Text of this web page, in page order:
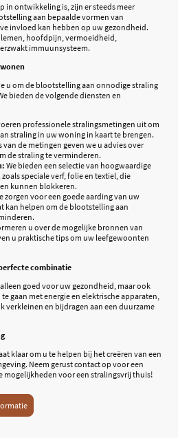
in ontwikkeling is, zijn er steeds meer
aan bepaalde vormen van
invloed kan hebben op uw gezondheid.
hoofdpijn, vermoeidheid,
immuunsysteem.
u om de blootstelling aan onnodige straling
bieden de volgende diensten en
professionele stralingsmetingen uit om
straling in uw woning in kaart te brengen.
van de metingen geven we u advies over
de straling te verminderen.
We bieden een selectie van hoogwaardige
speciale verf, folie en textiel, die
kunnen blokkeren.
zorgen voor een goede aarding van uw
kan helpen om de blootstelling aan
u over de mogelijke bronnen van
u praktische tips om uw leefgewoonten
combinatie
goed voor uw gezondheid, maar ook
gaan met energie en elektrische apparaten,
verkleinen en bijdragen aan een duurzame
klaar om u te helpen bij het creëren van een
Neem gerust contact op voor een
mogelijkheden voor een stralingsvrij thuis!